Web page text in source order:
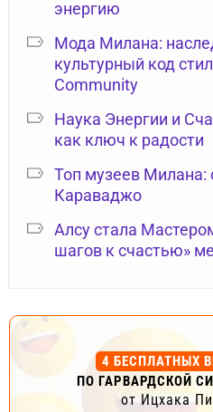
энергию
Мода Милана:
культурный код
Community
Наука Энергии и
как ключ к радости
Топ музеев Милана:
Караваджо
Алсу стала
шагов к счастью»
4 БЕСПЛАТНЫХ
ПО ГАРВАРДСКОЙ
от Ицхака